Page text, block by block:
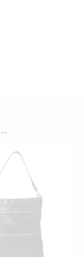
PIKANÄKYMÄ